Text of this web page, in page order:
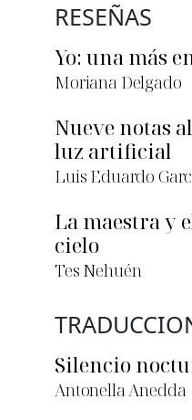
RESEÑAS
Yo: una más
Moriana Delgado
Nueve notas
luz artificial
Luis Eduardo
La maestra y
cielo
Tes Nehuén
Silencio
Antonella Anedda